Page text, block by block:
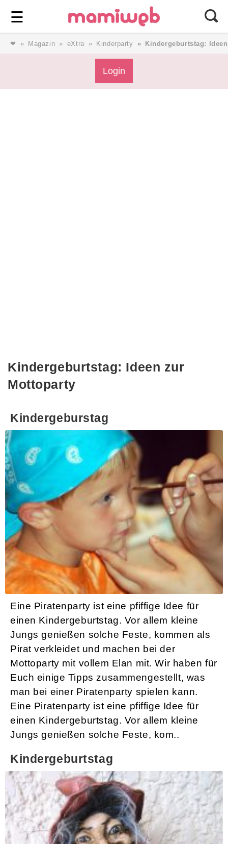
☰ ⎯ Wir lieben Familie ⎯
❤ Magazin eXtra Kinderparty Kindergeburtstag:
Login
Kindergeburtstag: Ideen zur
Mottoparty
Kindergeburstag
Piratenparty - Ideen für das Mottoparty
Eine Piratenparty ist eine pfiffige Idee für
einen Kindergeburtstag. Vor allem kleine
Jungs genießen solche Feste, kommen als
Pirat verkleidet und machen bei der
Mottoparty mit vollem Elan mit. Wir haben für
Euch einige Tipps zusammengestellt, was
man bei einer Piratenparty spielen kann.
Eine Piratenparty ist eine pfiffige Idee für
einen Kindergeburtstag. Vor allem kleine
Jungs genießen solche Feste, kom..
Kindergeburtstag